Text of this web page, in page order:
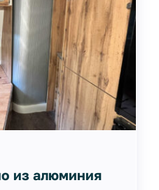
из алюминия